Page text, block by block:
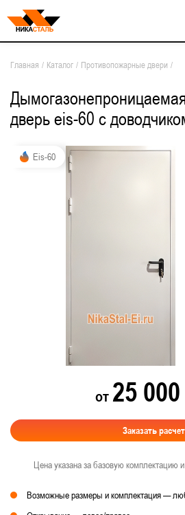
Главная / Каталог / Противопожарные двери /
дверь eis-60 с
Eis-60
от 25 000
Заказать расчет
Цена указана за базовую комплектацию
Возможные размеры и комплектация —